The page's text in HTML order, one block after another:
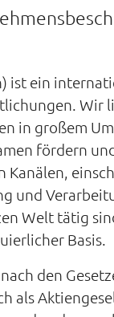
ist ein
Wir
in großem
fördern
Kanälen,
und
Welt tätig
Basis.
den
als